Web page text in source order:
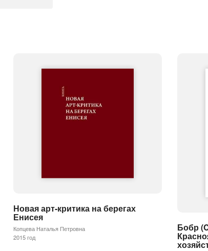
Новая арт-критика на берегах
Енисея
Копцева Наталья Петровна
2015 год
Бобр